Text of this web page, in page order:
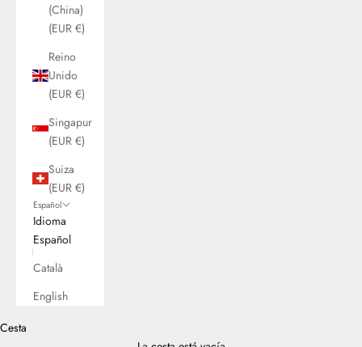
(China)
(EUR €)
Reino
Unido
(EUR €)
Singapur
(EUR €)
Suiza
(EUR €)
Español
Idioma
Español
Català
English
Cesta